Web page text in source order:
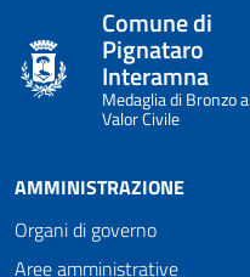
Comune di
Pignataro
Interamna
Medaglia di Bronzo
Valor Civile
AMMINISTRAZIONE
Organi di governo
Aree amministrative